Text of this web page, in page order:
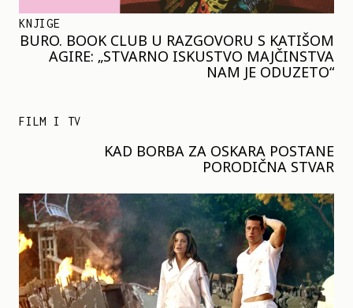
KNJIGE
BURO. BOOK CLUB U RAZGOVORU S KATIŠOM
AGIRE: „STVARNO ISKUSTVO MAJČINSTVA
NAM JE ODUZETO“
FILM I TV
KAD BORBA ZA OSKARA POSTANE
PORODIČNA STVAR